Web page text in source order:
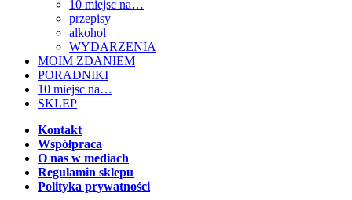
10 miejsc na…
przepisy
alkohol
WYDARZENIA
MOIM ZDANIEM
PORADNIKI
10 miejsc na…
SKLEP
Kontakt
Współpraca
O nas w mediach
Regulamin sklepu
Polityka prywatności